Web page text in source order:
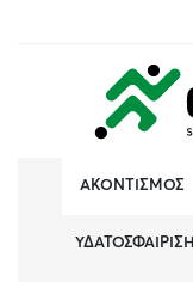
ΑΚΟΝΤΙΣΜΌΣ
ΥΔΑΤΟΣΦΑΊΡΙΣΗ